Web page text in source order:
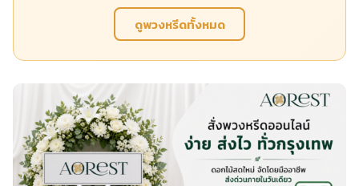
ดูพวงหรีดทั้งหมด